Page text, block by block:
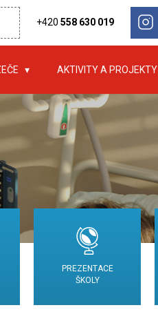
+420 558 630 019
AKTIVITY A PROJEKTY
PREZENTACE
ŠKOLY